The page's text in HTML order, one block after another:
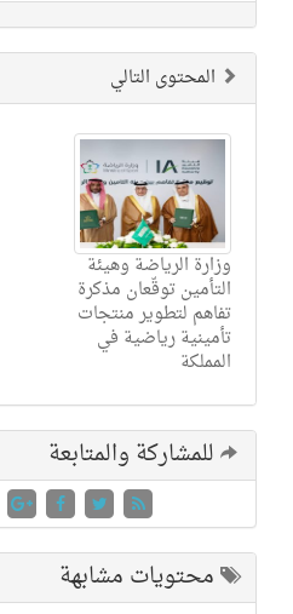
المحتوى التالي
وزارة الرياضة وهيئة
التأمين توقّعان مذكرة
تفاهم لتطوير منتجات
تأمينية رياضية في
المملكة
للمشاركة والمتابعة
محتويات مشابهة